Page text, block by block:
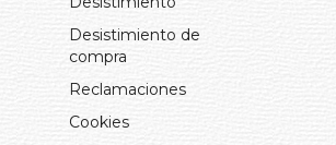
Desistimiento de
compra
Reclamaciones
Cookies